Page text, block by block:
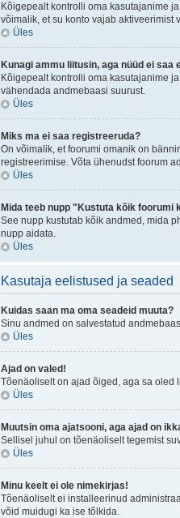
Kõigepealt kontrolli oma kasutajanime
võimalik, et su konto vajab aktiveerimist
Üles
Kunagi ammu liitusin, aga nüüd ei saa
Kõigepealt kontrolli oma kasutajanime
vähendada andmebaasi suurust.
Üles
Miks ma ei saa registreeruda?
On võimalik, et foorumi omanik on
registreerimise. Võta ühenudst foorum
Üles
Mida teeb nupp "Kustuta kõik foorumi
See nupp kustutab kõik andmed, mida
nupp aidata.
Üles
Kasutaja eelistused ja seaded
Kuidas saan ma oma seadeid muuta?
Sinu andmed on salvestatud
Üles
Ajad on valed!
Tõenäoliselt on ajad õiged, aga sa oled
Üles
Muutsin oma ajatsooni, aga ajad on
Sellisel juhul on tõenäoliselt tegemist
Üles
Minu keelt ei ole nimekirjas!
Tõenäoliselt ei installeerinud
võid muidugi ka ise tõlkida.